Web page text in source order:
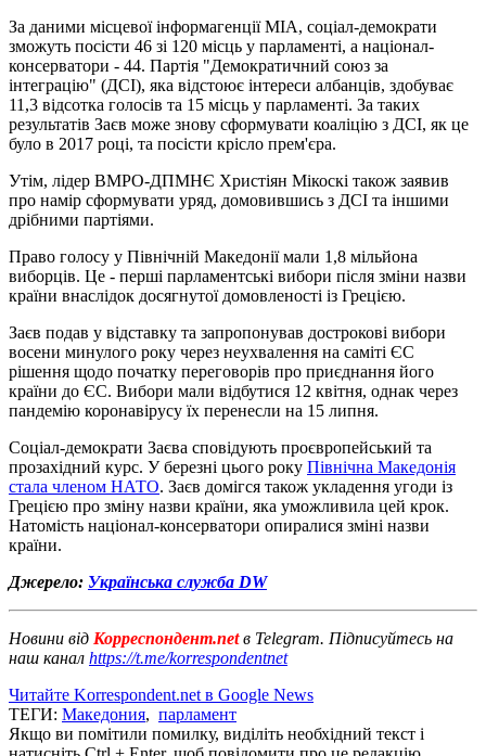
За даними місцевої інформагенції MIA, соціал-демократи
зможуть посісти 46 зі 120 місць у парламенті, а націонал-
консерватори - 44. Партія "Демократичний союз за
інтеграцію" (ДСІ), яка відстоює інтереси албанців, здобуває
11,3 відсотка голосів та 15 місць у парламенті. За таких
результатів Заєв може знову сформувати коаліцію з ДСІ, як це
було в 2017 році, та посісти крісло прем'єра.
Утім, лідер ВМРО-ДПМНЄ Христіян Мікоскі також заявив
про намір сформувати уряд, домовившись з ДСІ та іншими
дрібними партіями.
Право голосу у Північній Македонії мали 1,8 мільйона
виборців. Це - перші парламентські вибори після зміни назви
країни внаслідок досягнутої домовленості із Грецією.
Заєв подав у відставку та запропонував дострокові вибори
восени минулого року через неухвалення на саміті ЄС
рішення щодо початку переговорів про приєднання його
країни до ЄС. Вибори мали відбутися 12 квітня, однак через
пандемію коронавірусу їх перенесли на 15 липня.
Соціал-демократи Заєва сповідують проєвропейський та
прозахідний курс. У березні цього року Північна Македонія
стала членом НАТО. Заєв домігся також укладення угоди із
Грецією про зміну назви країни, яка уможливила цей крок.
Натомість націонал-консерватори опиралися зміні назви
країни.
Джерело: Українська служба DW
Новини від Корреспондент.netв Telegram. Підписуйтесь на
наш канал https://t.me/korrespondentnet
Читайте Korrespondent.net в Google News
ТЕГИ: Македония, парламент
Якщо ви помітили помилку, виділіть необхідний текст і